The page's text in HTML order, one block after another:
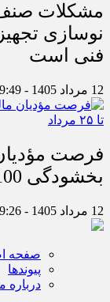
مشکلات صنف
نوسازی
فنی است
12 مرداد 1405 - 9:49
بخشودگی 100درصدی تا ۲۵ مرداد
12 مرداد 1405 - 9:26
صفحه
پیوندها
درباره